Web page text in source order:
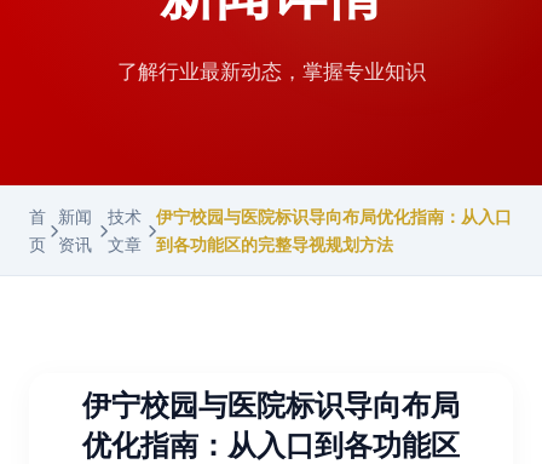
了解行业最新动态，掌握专业知识
首
页
新闻
资讯
技术
文章
伊宁校园与医院标识导向布局优化指南：从入口
到各功能区的完整导视规划方法
伊宁校园与医院标识导向布局
优化指南：从入口到各功能区